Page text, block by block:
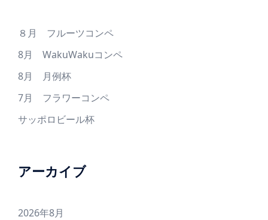
８月 フルーツコンペ
8月 WakuWakuコンペ
8月 月例杯
7月 フラワーコンペ
サッポロビール杯
アーカイブ
2026年8月